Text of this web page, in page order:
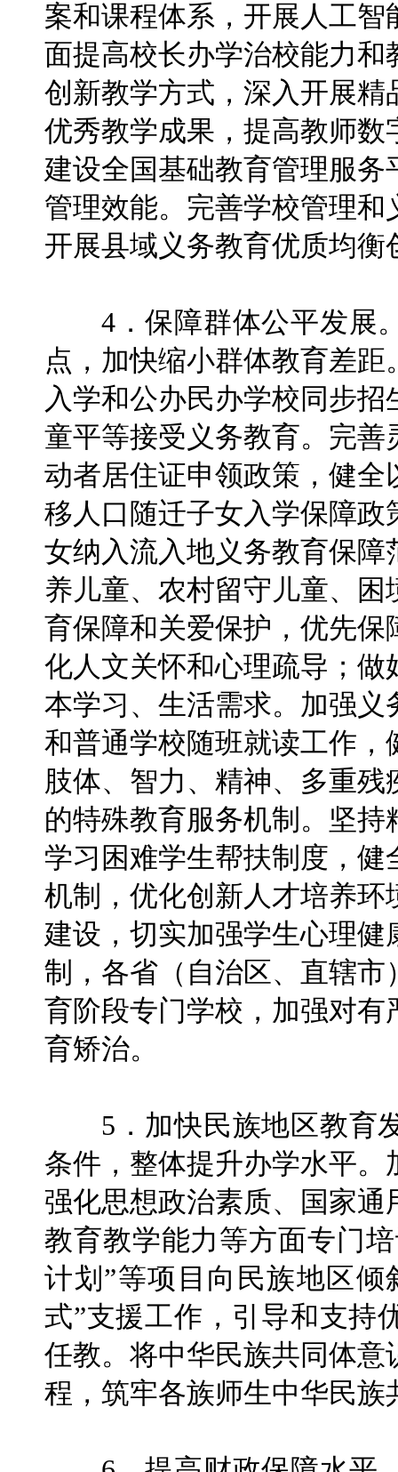
案和课程体系，开展人工
面提高校长办学治校能力
创新教学方式，深入开展
优秀教学成果，提高教师
建设全国基础教育管理服
管理效能。完善学校管理
开展县域义务教育优质均
4．保障群体公平发展
点，加快缩小群体教育差
入学和公办民办学校同步
童平等接受义务教育。完
动者居住证申领政策，健
移人口随迁子女入学保障
女纳入流入地义务教育保
养儿童、农村留守儿童、
育保障和关爱保护，优先
化人文关怀和心理疏导；
本学习、生活需求。加强
和普通学校随班就读工作
肢体、智力、精神、多重
的特殊教育服务机制。坚
学习困难学生帮扶制度，
机制，优化创新人才培养
建设，切实加强学生心理
制，各省（自治区、直辖
育阶段专门学校，加强对
育矫治。
5．加快民族地区教育
条件，整体提升办学水平
强化思想政治素质、国家
教育教学能力等方面专门
计划”等项目向民族地区
式”支援工作，引导和支持
任教。将中华民族共同体
程，筑牢各族师生中华民族